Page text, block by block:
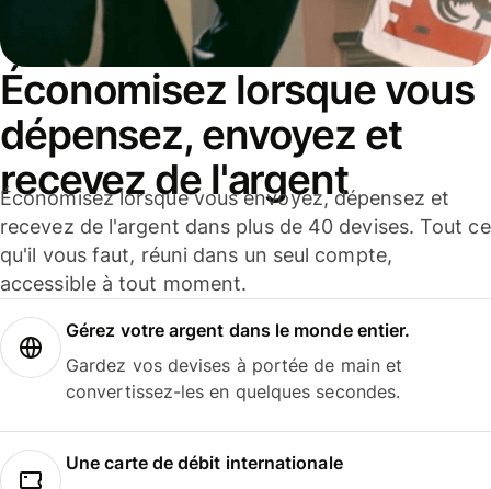
Économisez lorsque vous
dépensez, envoyez et
recevez de l'argent
Économisez lorsque vous envoyez, dépensez et
recevez de l'argent dans plus de 40 devises. Tout ce
qu'il vous faut, réuni dans un seul compte,
accessible à tout moment.
Gérez votre argent dans le monde entier.
Gardez vos devises à portée de main et
convertissez-les en quelques secondes.
Une carte de débit internationale